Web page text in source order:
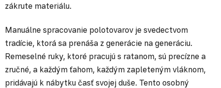
zákrute materiálu.
Manuálne spracovanie polotovarov je svedectvom
tradície, ktorá sa prenáša z generácie na generáciu.
Remeselné ruky, ktoré pracujú s ratanom, sú precízne a
zručné, a každým ťahom, každým zapleteným vláknom,
pridávajú k nábytku časť svojej duše. Tento osobný